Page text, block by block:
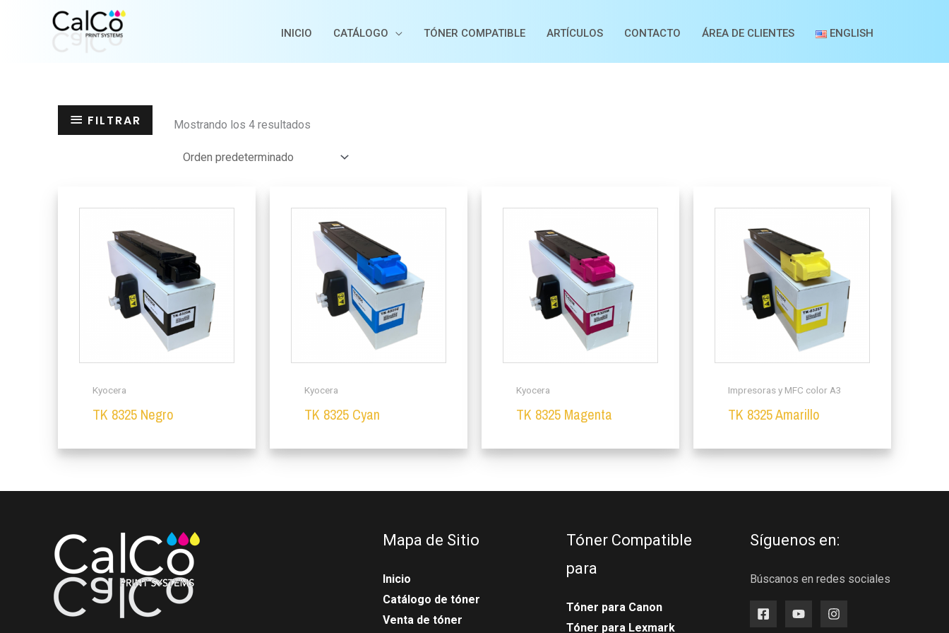
INICIO CATÁLOGO TÓNER COMPATIBLE ARTÍCULOS CONTACTO ÁREA DE CLIENTES ENGLISH
FILTRAR Mostrando los 4 resultados
Kyocera
TK 8325 Negro
Kyocera
TK 8325 Cyan
Kyocera
TK 8325 Magenta
Impresoras y MFC color A3
TK 8325 Amarillo
Mapa de Sitio
Inicio
Catálogo de tóner
Venta de tóner
Tóner Compatible
para
Tóner para Canon
Tóner para Lexmark
Síguenos en:
Búscanos en redes sociales